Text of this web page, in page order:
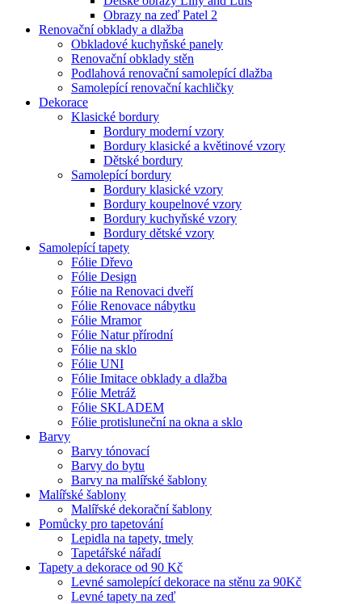
Obrazy na zeď Patel 2
Renovační obklady a dlažba
Obkladové kuchyňské panely
Renovační obklady stěn
Podlahová renovační samolepící dlažba
Samolepící renovační kachličky
Dekorace
Klasické bordury
Bordury moderní vzory
Bordury klasické a květinové vzory
Dětské bordury
Samolepící bordury
Bordury klasické vzory
Bordury koupelnové vzory
Bordury kuchyňské vzory
Bordury dětské vzory
Samolepící tapety
Fólie Dřevo
Fólie Design
Fólie na Renovaci dveří
Fólie Renovace nábytku
Fólie Mramor
Fólie Natur přírodní
Fólie na sklo
Fólie UNI
Fólie Imitace obklady a dlažba
Fólie Metráž
Fólie SKLADEM
Fólie protisluneční na okna a sklo
Barvy
Barvy tónovací
Barvy do bytu
Barvy na malířské šablony
Malířské šablony
Malířské dekorační šablony
Pomůcky pro tapetování
Lepidla na tapety, tmely
Tapetářské nářadí
Tapety a dekorace od 90 Kč
Levné samolepící dekorace na stěnu za 90Kč
Levné tapety na zeď